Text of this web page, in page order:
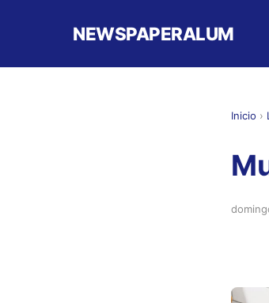
NEWSPAPERALUM
Inicio ›